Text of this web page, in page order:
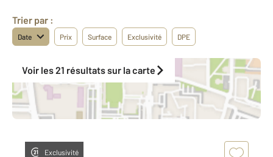
Trier par :
Date Prix Surface Exclusivité DPE
Voir les 21 résultats sur la carte
Exclusivité